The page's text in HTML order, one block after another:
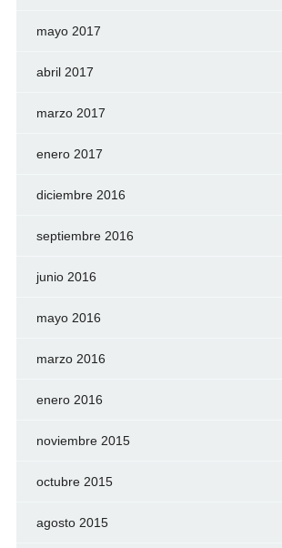
mayo 2017
abril 2017
marzo 2017
enero 2017
diciembre 2016
septiembre 2016
junio 2016
mayo 2016
marzo 2016
enero 2016
noviembre 2015
octubre 2015
agosto 2015